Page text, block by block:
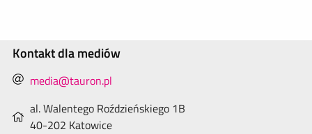
Kontakt dla mediów
media@tauron.pl
al. Walentego Roździeńskiego 1B
40-202 Katowice